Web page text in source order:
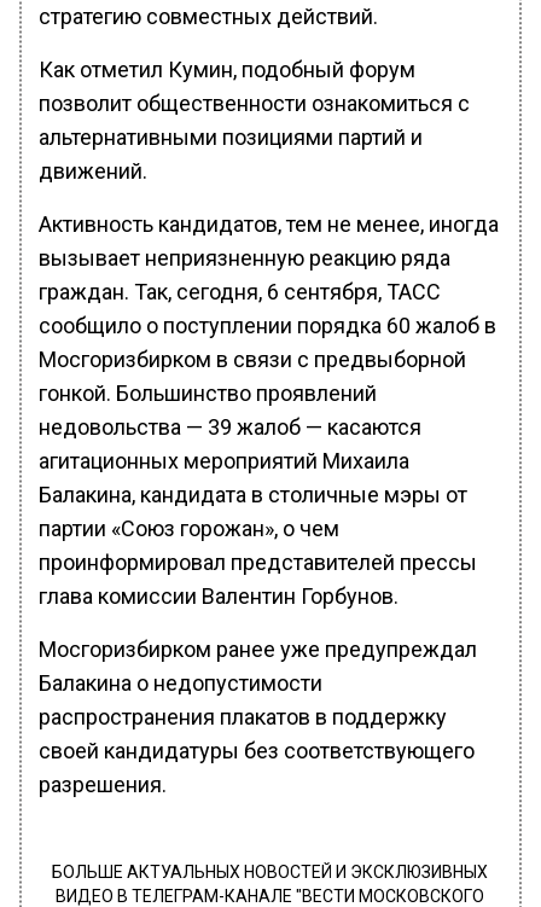
стратегию совместных действий.
Как отметил Кумин, подобный форум
позволит общественности ознакомиться с
альтернативными позициями партий и
движений.
Активность кандидатов, тем не менее, иногда
вызывает неприязненную реакцию ряда
граждан. Так, сегодня, 6 сентября, ТАСС
сообщило о поступлении порядка 60 жалоб в
Мосгоризбирком в связи с предвыборной
гонкой. Большинство проявлений
недовольства — 39 жалоб — касаются
агитационных мероприятий Михаила
Балакина, кандидата в столичные мэры от
партии «Союз горожан», о чем
проинформировал представителей прессы
глава комиссии Валентин Горбунов.
Мосгоризбирком ранее уже предупреждал
Балакина о недопустимости
распространения плакатов в поддержку
своей кандидатуры без соответствующего
разрешения.
БОЛЬШЕ АКТУАЛЬНЫХ НОВОСТЕЙ И ЭКСКЛЮЗИВНЫХ
ВИДЕО В ТЕЛЕГРАМ-КАНАЛЕ "ВЕСТИ МОСКОВСКОГО